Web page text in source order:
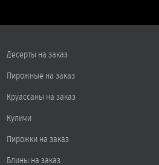
Десерты на заказ
Пирожные на заказ
Круассаны на заказ
Куличи
Пирожки на заказ
Блины на заказ